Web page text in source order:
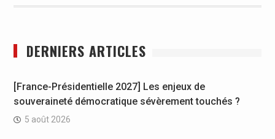
DERNIERS ARTICLES
[France-Présidentielle 2027] Les enjeux de
souveraineté démocratique sévèrement touchés ?
5 août 2026